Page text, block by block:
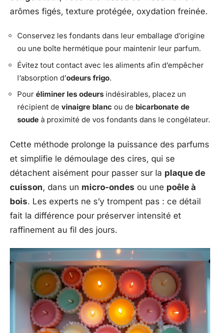
arômes figés, texture protégée, oxydation freinée.
Conservez les fondants dans leur emballage d’origine
ou une boîte hermétique pour maintenir leur parfum.
Évitez tout contact avec les aliments afin d’empêcher
l’absorption d’odeurs frigo.
Pour éliminer les odeurs indésirables, placez un
récipient de vinaigre blanc ou de bicarbonate de
soude à proximité de vos fondants dans le congélateur.
Cette méthode prolonge la puissance des parfums
et simplifie le démoulage des cires, qui se
détachent aisément pour passer sur la plaque de
cuisson, dans un micro-ondes ou une poêle à
bois. Les experts ne s’y trompent pas : ce détail
fait la différence pour préserver intensité et
raffinement au fil des jours.